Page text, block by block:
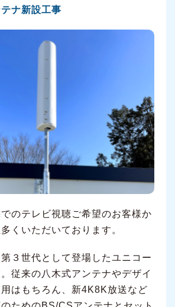
ナ新設工事
のテレビ視聴ご希望のお客様か
くいただいております。
３世代として登場したユニコー
従来の八木式アンテナやデザイ
はもちろん、新4K8K放送など